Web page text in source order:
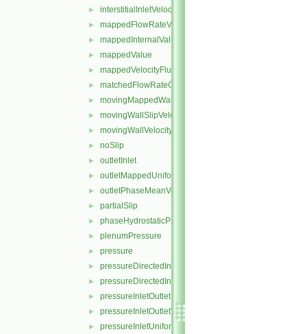
► interstitialInletVelocity
► mappedFlowRateVelocity
► mappedInternalValue
► mappedValue
► mappedVelocityFlux
► matchedFlowRateOutletVelocity
► movingMappedWallVelocity
► movingWallSlipVelocity
► movingWallVelocity
► noSlip
► outletInlet
► outletMappedUniformInlet
► outletPhaseMeanVelocity
► partialSlip
► phaseHydrostaticPressure
► plenumPressure
► pressure
► pressureDirectedInletOutletVelocity
► pressureDirectedInletVelocity
► pressureInletOutletParSlipVelocity
► pressureInletOutletVelocity
► pressureInletUniformVelocity